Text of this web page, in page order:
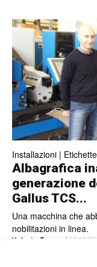
Installazioni | Etichette
Albagrafica
generazione
Gallus TCS...
Una macchina che
nobilitazioni in linea.
Valeria Teruzzi 25/08/